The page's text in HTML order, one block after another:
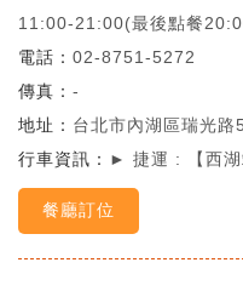
11:00-21:00(最後點餐
電話
02-8751-5272
傳真
-
地址
台北市內湖區瑞光
行車資訊
► 捷運 : 【西湖
餐廳訂位